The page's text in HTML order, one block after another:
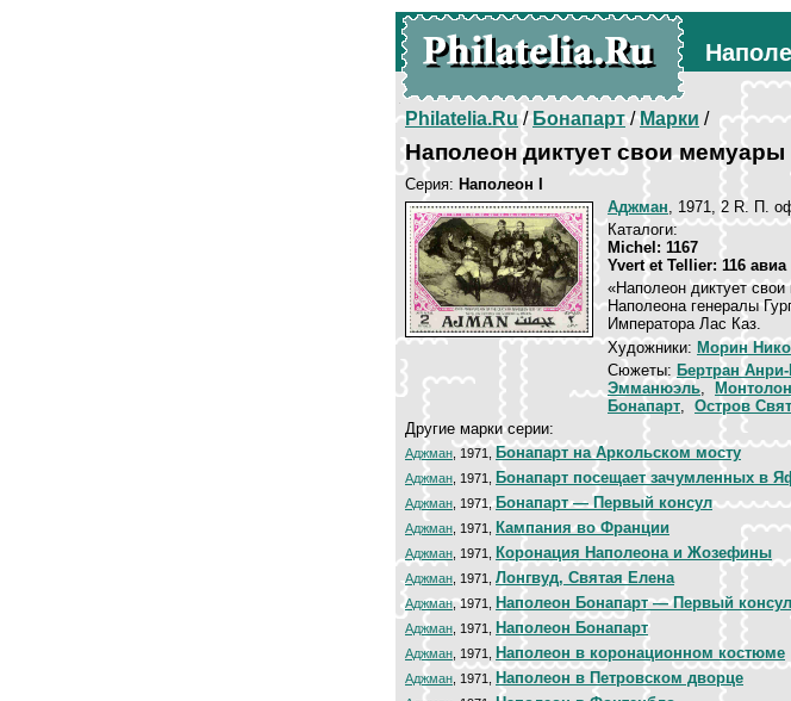
Philatelia.Ru/Бонапарт/Марки /
Наполеон диктует свои мемуары
Серия: Наполеон I
Аджман, 1971, 2 R. П.
Каталоги:
Michel: 1167
Yvert et Tellier: 116 авиа
«Наполеон диктует
Наполеона генералы
Императора Лас Каз.
Художники: Морин
Сюжеты: Бертран Анри-
Эмманюэль,
Бонапарт, Остров
Другие марки серии:
Аджман , 1971, Бонапарт на Аркольском мосту
Аджман , 1971, Бонапарт посещает зачумленных в
Аджман , 1971,Бонапарт — Первый консул
Аджман , 1971, Кампания во Франции
Аджман , 1971, Коронация Наполеона и Жозефины
Аджман , 1971, Лонгвуд, Святая Елена
Аджман, 1971, Наполеон Бонапарт — Первый консул
Аджман , 1971, Наполеон Бонапарт
Аджман , 1971, Наполеон в коронационном костюме
Аджман , 1971, Наполеон в Петровском дворце